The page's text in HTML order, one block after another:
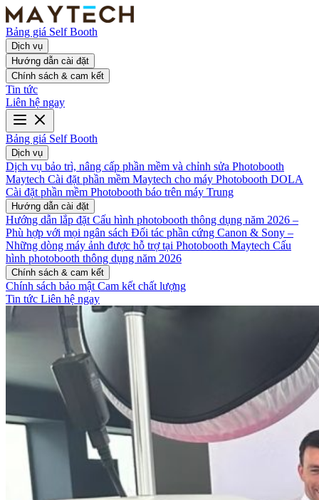
Bảng giá Self Booth
Dịch vụ
Hướng dẫn cài đặt
Chính sách & cam kết
Tin tức
Liên hệ ngay
Bảng giá Self Booth
Dịch vụ
Dịch vụ bảo trì, nâng cấp phần mềm và chỉnh sửa Photobooth
Maytech Cài đặt phần mềm Maytech cho máy Photobooth DOLA
Cài đặt phần mềm Photobooth báo trên máy Trung
Hướng dẫn cài đặt
Hướng dẫn lắp đặt Cấu hình photobooth thông dụng năm 2026 –
Phù hợp với mọi ngân sách Đối tác phần cứng Canon & Sony –
Những dòng máy ảnh được hỗ trợ tại Photobooth Maytech Cấu
hình photobooth thông dụng năm 2026
Chính sách & cam kết
Chính sách bảo mật Cam kết chất lượng
Tin tức Liên hệ ngay